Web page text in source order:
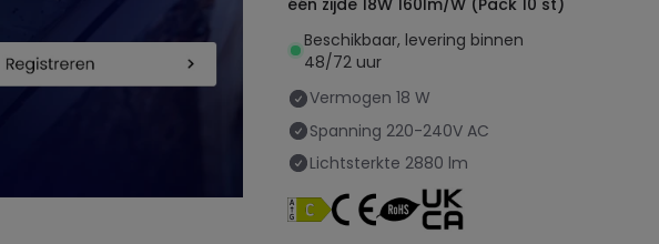
Beschikbaar, levering binnen
48/72 uur
Vermogen 18 W
Spanning 220-240V AC
Lichtsterkte 2880 lm